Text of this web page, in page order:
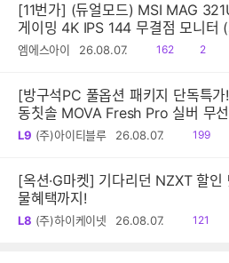
[11번가] (듀얼모드) MSI MAG
게이밍 4K IPS 144 무결점 모니터
엠에스아이 26.08.07.
읽
162
공
2
[방구석PC 풀옵션 패키지 단독특
동칫솔 MOVA Fresh Pro 실버 무
진동 음파 전동칫솔
L9 (주)아이티블루 26.08.07.
읽
199
[옥션·G마켓] 기다리던 NZXT 할
물혜택까지!
L8 (주)하이케이넷 26.08.07.
읽
121